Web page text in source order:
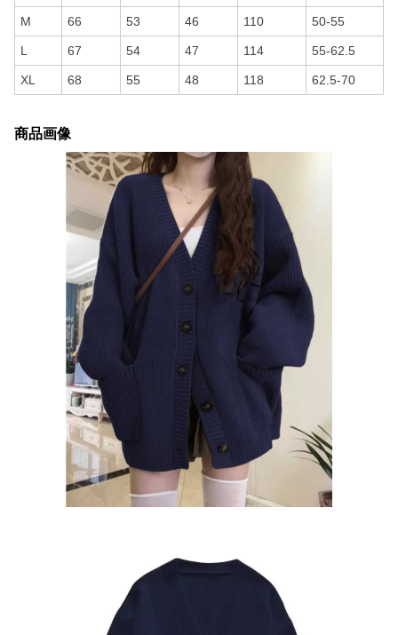
M 66 53 46 110 50-55
L 67 54 47 114 55-62.5
XL 68 55 48 118 62.5-70
商品画像